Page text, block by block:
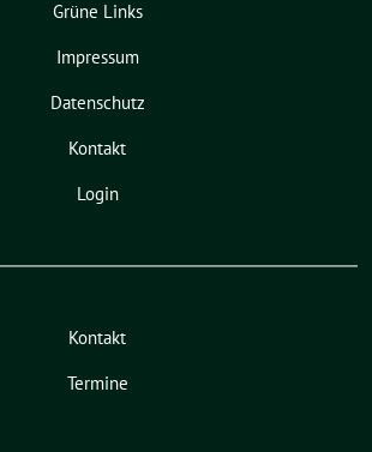
Grüne Links
Impressum
Datenschutz
Kontakt
Login
Kontakt
Termine